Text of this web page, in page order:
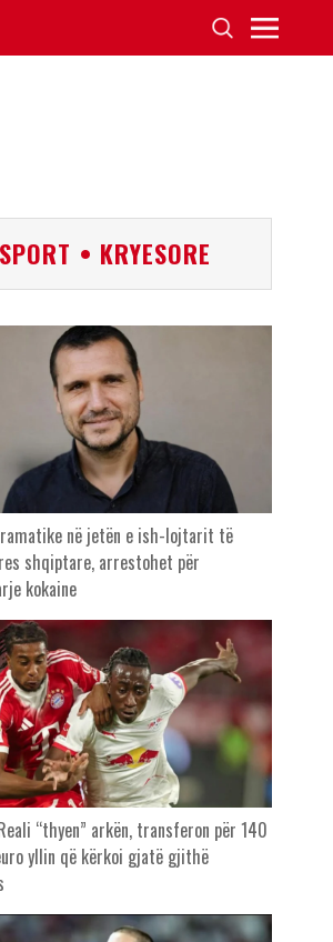
SPORT • KRYESORE
në jetën e ish-lojtarit të
shqiptare, arrestohet për
kokaine
“thyen” arkën, transferon për 140
yllin që kërkoi gjatë gjithë